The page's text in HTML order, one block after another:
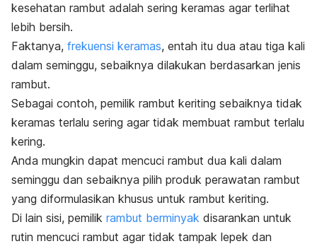
kesehatan rambut adalah sering keramas agar terlihat
lebih bersih.
Faktanya, frekuensi keramas, entah itu dua atau tiga kali
dalam seminggu, sebaiknya dilakukan berdasarkan jenis
rambut.
Sebagai contoh, pemilik rambut keriting sebaiknya tidak
keramas terlalu sering agar tidak membuat rambut terlalu
kering.
Anda mungkin dapat mencuci rambut dua kali dalam
seminggu dan sebaiknya pilih produk perawatan rambut
yang diformulasikan khusus untuk rambut keriting.
Di lain sisi, pemilik rambut berminyak disarankan untuk
rutin mencuci rambut agar tidak tampak lepek dan